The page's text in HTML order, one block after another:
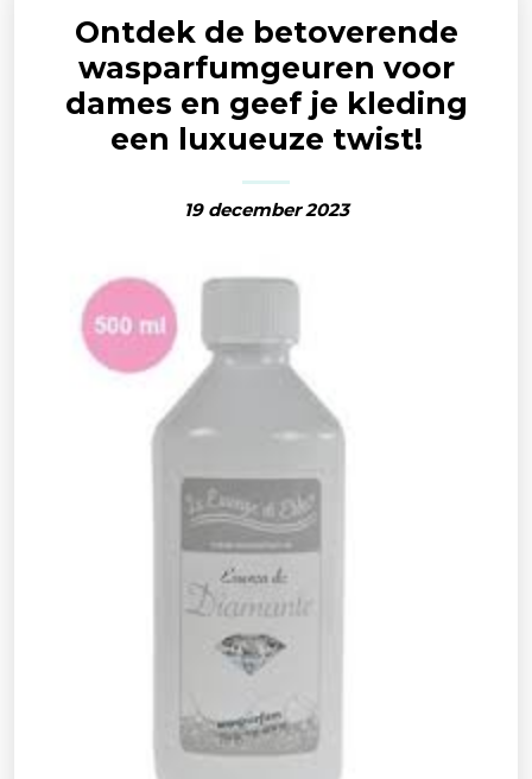
Ontdek de betoverende
wasparfumgeuren voor
dames en geef je kleding
een luxueuze twist!
19 december 2023